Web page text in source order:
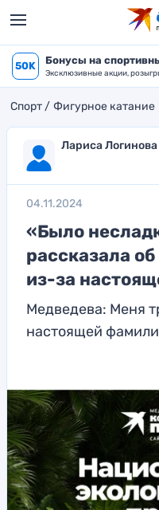
50K Бонусы на
Эксклюзивные акции,
Спорт Фигурное катание
Лариса Логинова
04.11.2024
«Было
рассказала
из-за
Медведева: Меня
настоящей